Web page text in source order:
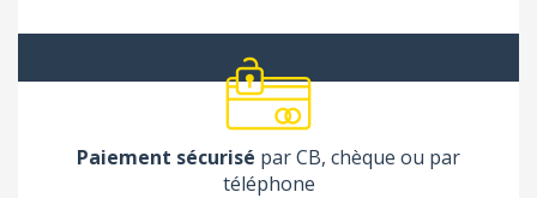
Paiement sécurisé par CB, chèque ou par
téléphone